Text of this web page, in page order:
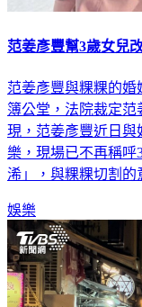
范姜彥豐幫3歲女兒
范姜彥豐與粿粿的
簿公堂，法院裁定范
現，范姜彥豐近日與
樂，現場已不再稱呼
浠」，與粿粿切割的
娛樂